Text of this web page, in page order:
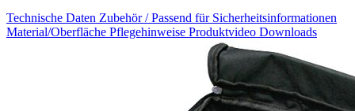
Technische Daten Zubehör / Passend für Sicherheitsinformationen
Material/Oberfläche Pflegehinweise Produktvideo Downloads